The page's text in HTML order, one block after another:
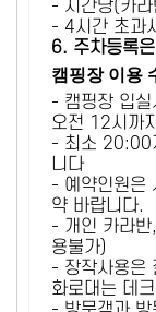
- 시간당(카
- 4시간 초과
6. 주차등록
캠핑장 이용
- 캠핑장 입
오전 12시까
- 최소 20:00
니다
- 예약인원은
약 바랍니다.
- 개인 카라반
용불가)
- 장작사용은
화로대는 데